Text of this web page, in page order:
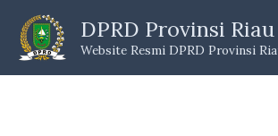
content
DPRD Provinsi Riau
Website Resmi DPRD Provinsi